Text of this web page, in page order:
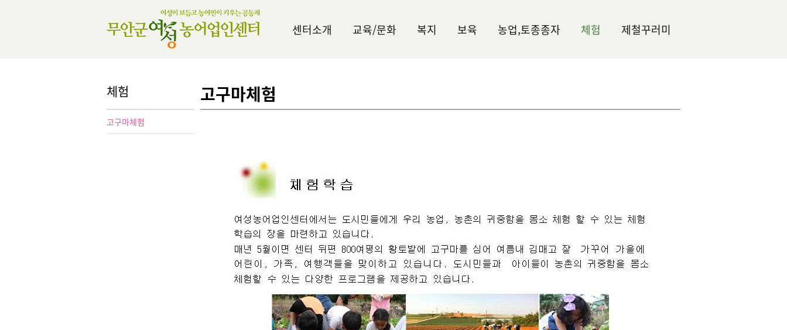
센터소개 교육/문화 복지 보육 농업,토종종자 체험 제철꾸러미
체험
고구마체험
고구마체험